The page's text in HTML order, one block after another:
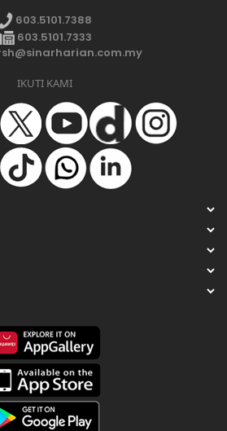
603.5101.7388
603.5101.7333
IKUTI KAMI